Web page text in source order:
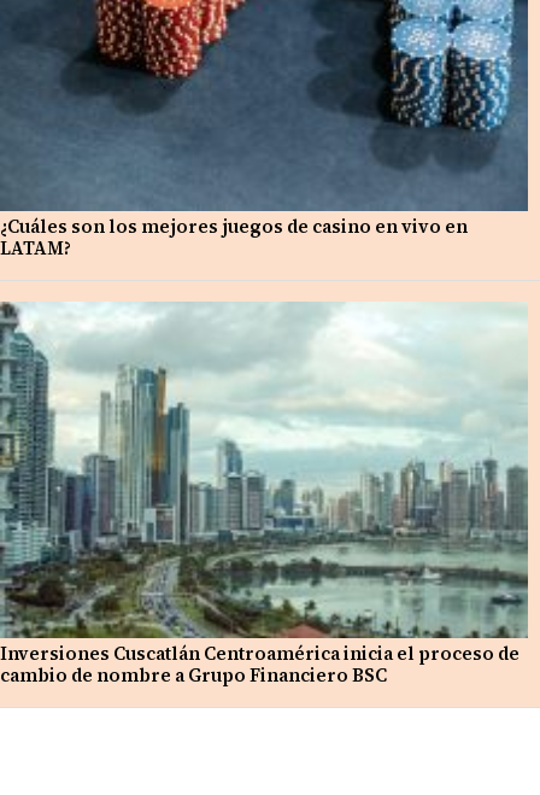
¿Cuáles son los mejores juegos de casino en vivo en
LATAM?
Inversiones Cuscatlán Centroamérica inicia el proceso de
cambio de nombre a Grupo Financiero BSC